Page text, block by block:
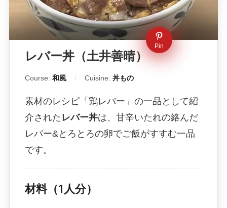
Pin
レバー丼（土井善晴）
Course: 和風 Cuisine: 丼もの
素材のレシピ「鶏レバー」の一品として紹
介された レバー丼は、甘辛いたれの絡んだ
レバー&とろとろの卵でご飯がすすむ一品
です。
材料（1人分）